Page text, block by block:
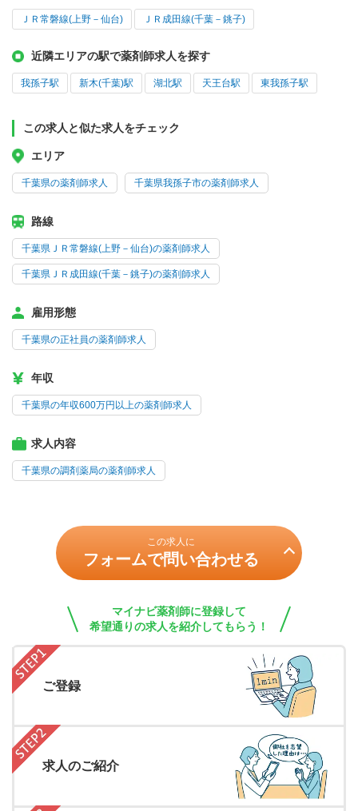
ＪＲ常磐線(上野－仙台) ＪＲ成田線(千葉－銚子)
近隣エリアの駅で薬剤師求人を探す
我孫子駅 新木(千葉)駅 湖北駅 天王台駅 東我孫子駅
この求人と似た求人をチェック
エリア
千葉県の薬剤師求人 千葉県我孫子市の薬剤師求人
路線
千葉県ＪＲ常磐線(上野－仙台)の薬剤師求人
千葉県ＪＲ成田線(千葉－銚子)の薬剤師求人
雇用形態
千葉県の正社員の薬剤師求人
年収
千葉県の年収600万円以上の薬剤師求人
求人内容
千葉県の調剤薬局の薬剤師求人
この求人に
フォームで問い合わせる
マイナビ薬剤師に登録して
希望通りの求人を紹介してもらう！
ご登録
求人のご紹介